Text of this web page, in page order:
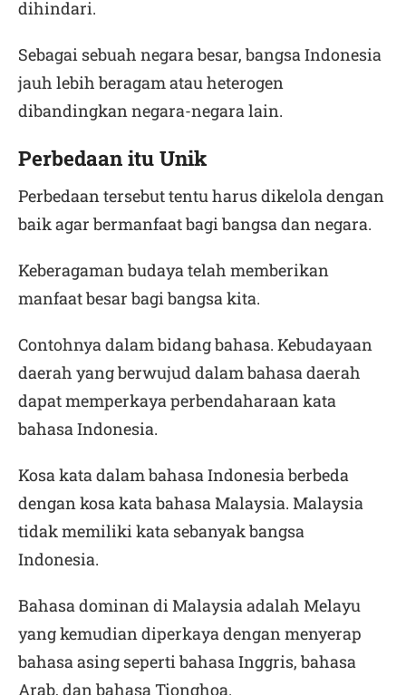
dihindari.
Sebagai sebuah negara besar, bangsa Indonesia
jauh lebih beragam atau heterogen
dibandingkan negara-negara lain.
Perbedaan itu Unik
Perbedaan tersebut tentu harus dikelola dengan
baik agar bermanfaat bagi bangsa dan negara.
Keberagaman budaya telah memberikan
manfaat besar bagi bangsa kita.
Contohnya dalam bidang bahasa. Kebudayaan
daerah yang berwujud dalam bahasa daerah
dapat memperkaya perbendaharaan kata
bahasa Indonesia.
Kosa kata dalam bahasa Indonesia berbeda
dengan kosa kata bahasa Malaysia. Malaysia
tidak memiliki kata sebanyak bangsa
Indonesia.
Bahasa dominan di Malaysia adalah Melayu
yang kemudian diperkaya dengan menyerap
bahasa asing seperti bahasa Inggris, bahasa
Arab, dan bahasa Tionghoa.